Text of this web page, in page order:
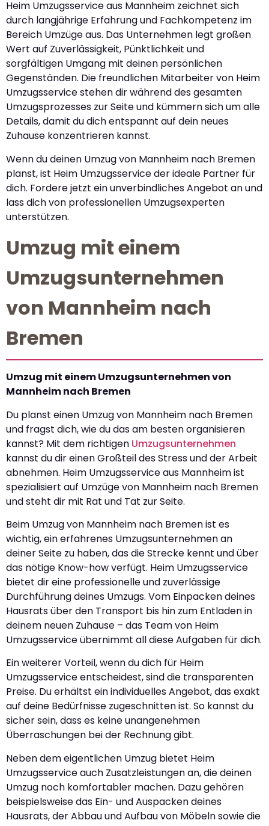
Heim Umzugsservice aus Mannheim zeichnet sich
durch langjährige Erfahrung und Fachkompetenz im
Bereich Umzüge aus. Das Unternehmen legt großen
Wert auf Zuverlässigkeit, Pünktlichkeit und
sorgfältigen Umgang mit deinen persönlichen
Gegenständen. Die freundlichen Mitarbeiter von Heim
Umzugsservice stehen dir während des gesamten
Umzugsprozesses zur Seite und kümmern sich um alle
Details, damit du dich entspannt auf dein neues
Zuhause konzentrieren kannst.
Wenn du deinen Umzug von Mannheim nach Bremen
planst, ist Heim Umzugsservice der ideale Partner für
dich. Fordere jetzt ein unverbindliches Angebot an und
lass dich von professionellen Umzugsexperten
unterstützen.
Umzug mit einem
Umzugsunternehmen
von Mannheim nach
Bremen
Umzug mit einem Umzugsunternehmen von
Mannheim nach Bremen
Du planst einen Umzug von Mannheim nach Bremen
und fragst dich, wie du das am besten organisieren
kannst? Mit dem richtigen Umzugsunternehmen
kannst du dir einen Großteil des Stress und der Arbeit
abnehmen. Heim Umzugsservice aus Mannheim ist
spezialisiert auf Umzüge von Mannheim nach Bremen
und steht dir mit Rat und Tat zur Seite.
Beim Umzug von Mannheim nach Bremen ist es
wichtig, ein erfahrenes Umzugsunternehmen an
deiner Seite zu haben, das die Strecke kennt und über
das nötige Know-how verfügt. Heim Umzugsservice
bietet dir eine professionelle und zuverlässige
Durchführung deines Umzugs. Vom Einpacken deines
Hausrats über den Transport bis hin zum Entladen in
deinem neuen Zuhause – das Team von Heim
Umzugsservice übernimmt all diese Aufgaben für dich.
Ein weiterer Vorteil, wenn du dich für Heim
Umzugsservice entscheidest, sind die transparenten
Preise. Du erhältst ein individuelles Angebot, das exakt
auf deine Bedürfnisse zugeschnitten ist. So kannst du
sicher sein, dass es keine unangenehmen
Überraschungen bei der Rechnung gibt.
Neben dem eigentlichen Umzug bietet Heim
Umzugsservice auch Zusatzleistungen an, die deinen
Umzug noch komfortabler machen. Dazu gehören
beispielsweise das Ein- und Auspacken deines
Hausrats, der Abbau und Aufbau von Möbeln sowie die